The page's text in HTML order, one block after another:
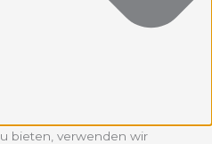
bieten, verwenden wir